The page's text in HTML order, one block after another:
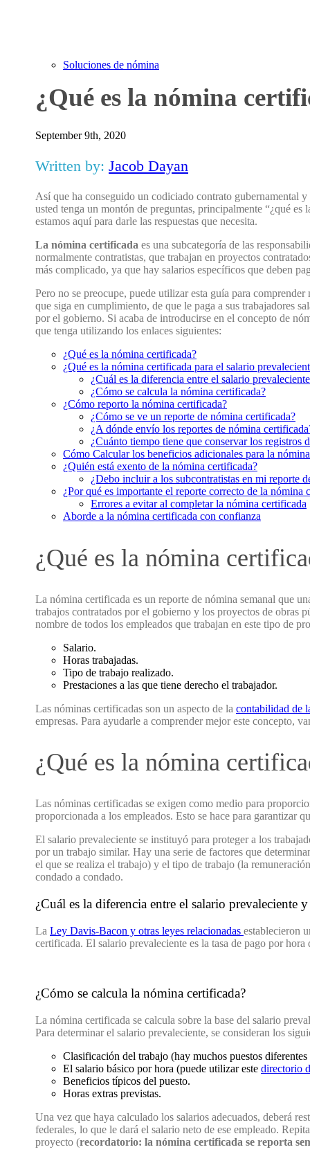
Soluciones de nómina
¿Qué es la nómina
September 9th, 2020
Written by: Jacob Dayan
Así que ha conseguido un codiciado contrato gubernamental
usted tenga un montón de preguntas, principalmente “¿qué
estamos aquí para darle las respuestas que necesita.
La nómina certificada es una subcategoría de las
normalmente contratistas, que trabajan en proyectos
más complicado, ya que hay salarios específicos que deben
Pero no se preocupe, puede utilizar esta guía para
que siga en cumplimiento, de que le paga a sus trabajadores
por el gobierno. Si acaba de introducirse en el concepto de
que tenga utilizando los enlaces siguientes:
¿Qué es la nómina certificada?
¿Qué es la nómina certificada para el salario
¿Cuál es la diferencia entre el salario
¿Cómo se calcula la nómina certificada?
¿Cómo reporto la nómina certificada?
¿Cómo se ve un reporte de nómina certificada?
¿A dónde envío los reportes de nómina
¿Cuánto tiempo tiene que conservar los registros
Cómo Calcular los beneficios adicionales para la
¿Quién está exento de la nómina certificada?
¿Debo incluir a los subcontratistas en mi reporte
¿Por qué es importante el reporte correcto de la nómina
Errores a evitar al completar la nómina certificada
Aborde a la nómina certificada con confianza
¿Qué es la nómina
La nómina certificada es un reporte de nómina semanal que
trabajos contratados por el gobierno y los proyectos de obras
nombre de todos los empleados que trabajan en este tipo de
Salario.
Horas trabajadas.
Tipo de trabajo realizado.
Prestaciones a las que tiene derecho el trabajador.
Las nóminas certificadas son un aspecto de la contabilidad de
empresas. Para ayudarle a comprender mejor este concepto,
¿Qué es la nómina
Las nóminas certificadas se exigen como medio para
proporcionada a los empleados. Esto se hace para garantizar
El salario prevaleciente se instituyó para proteger a los
por un trabajo similar. Hay una serie de factores que
el que se realiza el trabajo) y el tipo de trabajo (la
condado a condado.
¿Cuál es la diferencia entre el salario prevaleciente
La Ley Davis-Bacon y otras leyes relacionadas establecieron
certificada. El salario prevaleciente es la tasa de pago por
¿Cómo se calcula la nómina certificada?
La nómina certificada se calcula sobre la base del salario
Para determinar el salario prevaleciente, se consideran los
Clasificación del trabajo (hay muchos puestos
El salario básico por hora (puede utilizar este directorio
Beneficios típicos del puesto.
Horas extras previstas.
Una vez que haya calculado los salarios adecuados, deberá
federales, lo que le dará el salario neto de ese empleado.
proyecto (recordatorio: la nómina certificada se reporta